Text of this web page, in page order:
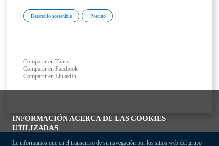
INFORMACIÓN ACERCA DE LAS COOKIES
UTILIZADAS
Le informamos que en el transcurso de su navegación por los sitios web del grupo
Desarrollo sostenible Porcino
Compartir en Twitter
Compartir en Facebook
Compartir en LinkedIn